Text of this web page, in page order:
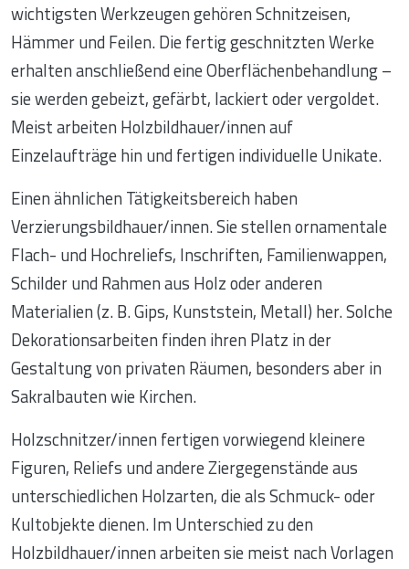
wichtigsten Werkzeugen gehören Schnitzeisen,
Hämmer und Feilen. Die fertig geschnitzten Werke
erhalten anschließend eine Oberflächenbehandlung –
sie werden gebeizt, gefärbt, lackiert oder vergoldet.
Meist arbeiten Holzbildhauer/innen auf
Einzelaufträge hin und fertigen individuelle Unikate.
Einen ähnlichen Tätigkeitsbereich haben
Verzierungsbildhauer/innen. Sie stellen ornamentale
Flach- und Hochreliefs, Inschriften, Familienwappen,
Schilder und Rahmen aus Holz oder anderen
Materialien (z. B. Gips, Kunststein, Metall) her. Solche
Dekorationsarbeiten finden ihren Platz in der
Gestaltung von privaten Räumen, besonders aber in
Sakralbauten wie Kirchen.
Holzschnitzer/innen fertigen vorwiegend kleinere
Figuren, Reliefs und andere Ziergegenstände aus
unterschiedlichen Holzarten, die als Schmuck- oder
Kultobjekte dienen. Im Unterschied zu den
Holzbildhauer/innen arbeiten sie meist nach Vorlagen